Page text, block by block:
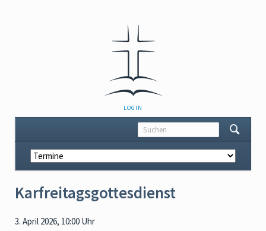
NAVIGATION
ÜBERSPRINGEN
LOGIN
Navigation
überspringen
Karfreitagsgottesdienst
3. April 2026, 10:00 Uhr